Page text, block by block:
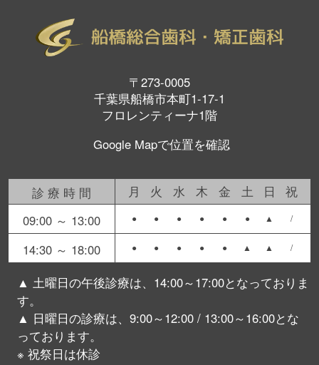
〒273-0005
千葉県船橋市本町1-17-1
フロレンティーナ1階
Google Mapで位置を確認
診療時間 月 火 水 木 金 土 日
祝
09:00 ～ 13:00
● ● ● ● ● ● ▲ /
14:30 ～ 18:00 ● ● ● ● ● ▲ ▲ /
▲ 土曜日の午後診療は、14:00～17:00となっておりま
す。
▲ 日曜日の診療は、9:00～12:00 / 13:00～16:00とな
っております。
※ 祝祭日は休診